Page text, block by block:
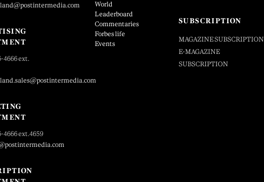
4666 ext.
4666 ext.4659
World
Leaderboard
Commentaries
Forbes life
Events
SUBSCRIPTION
MAGAZINE SUBSCRIPTION
E-MAGAZINE
SUBSCRIPTION